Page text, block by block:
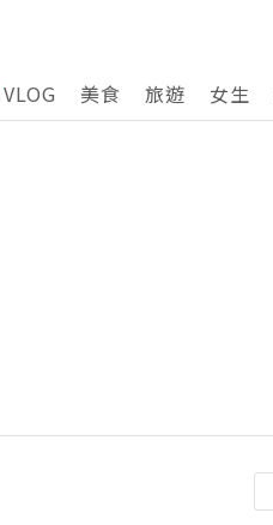
VLOG 美食 旅遊 女生